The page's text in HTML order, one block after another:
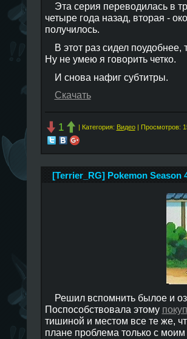
Эта серия переводилась в
четыре года назад, вторая -
получилось.
В этот раз сидел поудобнее,
Ну не умею я говорить четко.
И снова нафиг субтитры.
Скачать
1 | Категория: Видео| Просмотров:
[Terrier_RG] Pokemon Season
Решил вспомнить былое и
Поспособствовала этому
тишиной и местом все те же,
плане проблема только с